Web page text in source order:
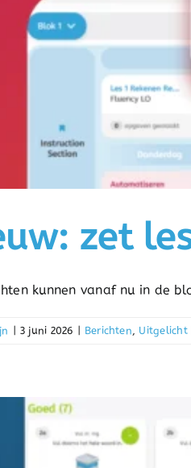
zet
kunnen vanaf nu in de
| 3 juni 2026 | Berichten, Uitgelicht